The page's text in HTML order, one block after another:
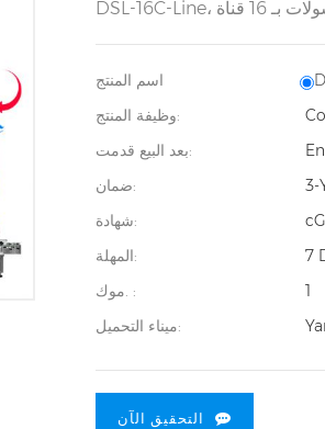
اسم المنتج
وظيفة المنتج:
بعد البيع قدمت:
ضمان:
3-
شهادة:
المهلة:
7
موك. :
1
ميناء التحميل:
التحقيق الآن